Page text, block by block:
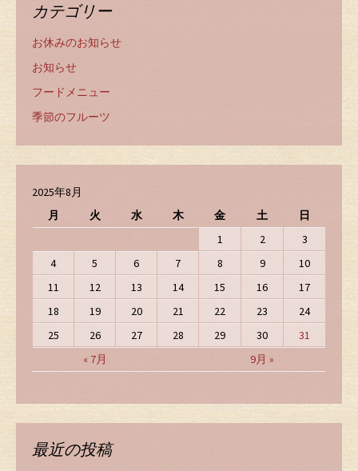
カテゴリー
お休みのお知らせ
お知らせ
フードメニュー
季節のフルーツ
2025年8月
月
火 水 木 金 土 日
« 7月 9月 »
1 2
3
4
5 6 7 8 9
10
11
12 13 14 15 16
17
18
19 20 21 22 23
24
25
26 27 28 29 30 31
最近の投稿